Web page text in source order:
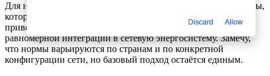
Для наглядности полезно взглянуть на конкретные параметры,
которые держат под контролем при синхронизации. Ниже
приведена таблица с типичными значениями для
равномерной интеграции в сетевую энергосистему. Замечу,
что нормы варьируются по странам и по конкретной
конфигурации сети, но базовый подход остаётся единым.
Discard Allow